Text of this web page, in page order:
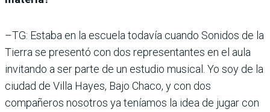
–TG: Estaba en la escuela todavía cuando Sonidos de la
Tierra se presentó con dos representantes en el aula
invitando a ser parte de un estudio musical. Yo soy de la
ciudad de Villa Hayes, Bajo Chaco, y con dos
compañeros nosotros ya teníamos la idea de jugar con